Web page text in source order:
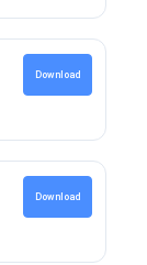
Download
Download